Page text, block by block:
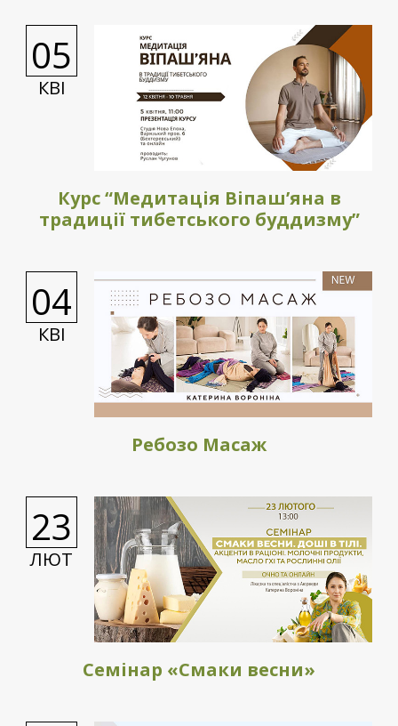
КВІ
05
Курс “Медитація Віпаш’яна в
традиції тибетського буддизму”
КВІ
04
Ребозо Масаж
ЛЮТ
23
Семінар «Смаки весни»